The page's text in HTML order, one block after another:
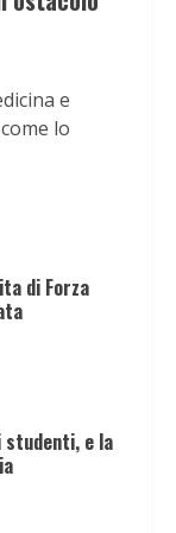
e
lo
di Forza
studenti, e la